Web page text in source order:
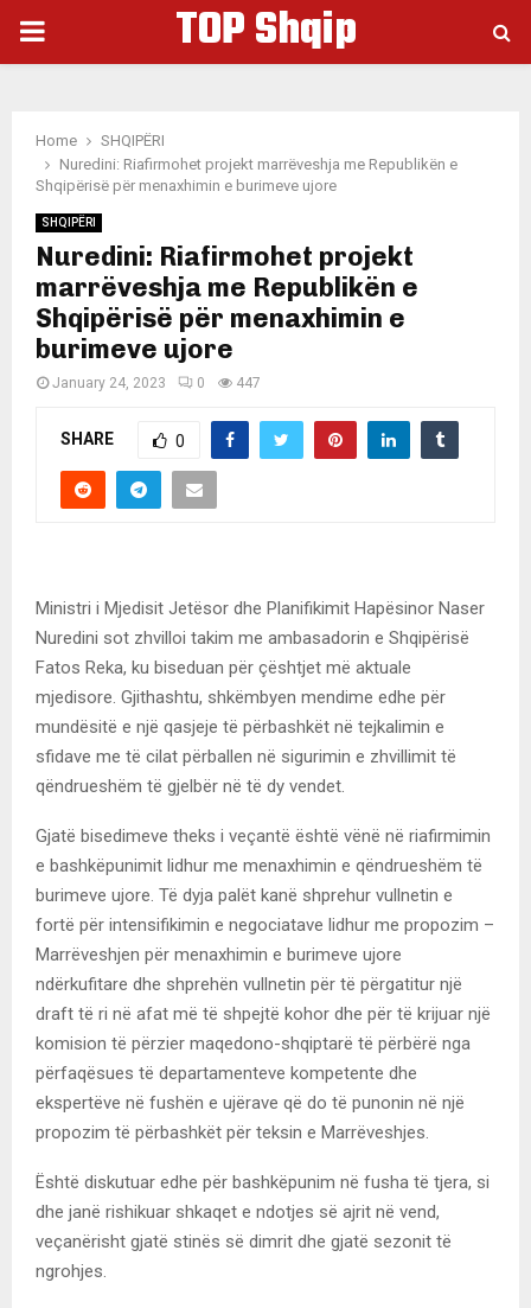
PRIMARY
TOP Shqip
Home
SHQIPËRI
Nuredini: Riafirmohet projekt marrëveshja me Republikën e
Shqipërisë për menaxhimin e burimeve ujore
SHQIPËRI
Nuredini: Riafirmohet projekt
marrëveshja me Republikën e
Shqipërisë për menaxhimin e
burimeve ujore
January 24, 2023 0 447
SHARE 0
Ministri i Mjedisit Jetësor dhe Planifikimit Hapësinor Naser
Nuredini sot zhvilloi takim me ambasadorin e Shqipërisë
Fatos Reka, ku biseduan për çështjet më aktuale
mjedisore. Gjithashtu, shkëmbyen mendime edhe për
mundësitë e një qasjeje të përbashkët në tejkalimin e
sfidave me të cilat përballen në sigurimin e zhvillimit të
qëndrueshëm të gjelbër në të dy vendet.
Gjatë bisedimeve theks i veçantë është vënë në riafirmimin
e bashkëpunimit lidhur me menaxhimin e qëndrueshëm të
burimeve ujore. Të dyja palët kanë shprehur vullnetin e
fortë për intensifikimin e negociatave lidhur me propozim –
Marrëveshjen për menaxhimin e burimeve ujore
ndërkufitare dhe shprehën vullnetin për të përgatitur një
draft të ri në afat më të shpejtë kohor dhe për të krijuar një
komision të përzier maqedono-shqiptarë të përbërë nga
përfaqësues të departamenteve kompetente dhe
ekspertëve në fushën e ujërave që do të punonin në një
propozim të përbashkët për teksin e Marrëveshjes.
Është diskutuar edhe për bashkëpunim në fusha të tjera, si
dhe janë rishikuar shkaqet e ndotjes së ajrit në vend,
veçanërisht gjatë stinës së dimrit dhe gjatë sezonit të
ngrohjes.